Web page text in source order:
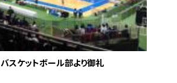
バスケットボール部より御礼